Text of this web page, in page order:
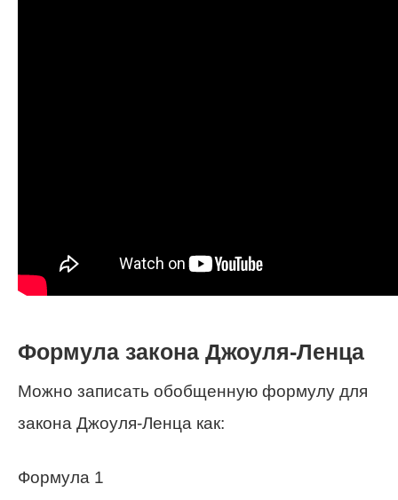
Формула закона Джоуля-Ленца
Можно записать обобщенную формулу для
закона Джоуля-Ленца как:
Формула 1